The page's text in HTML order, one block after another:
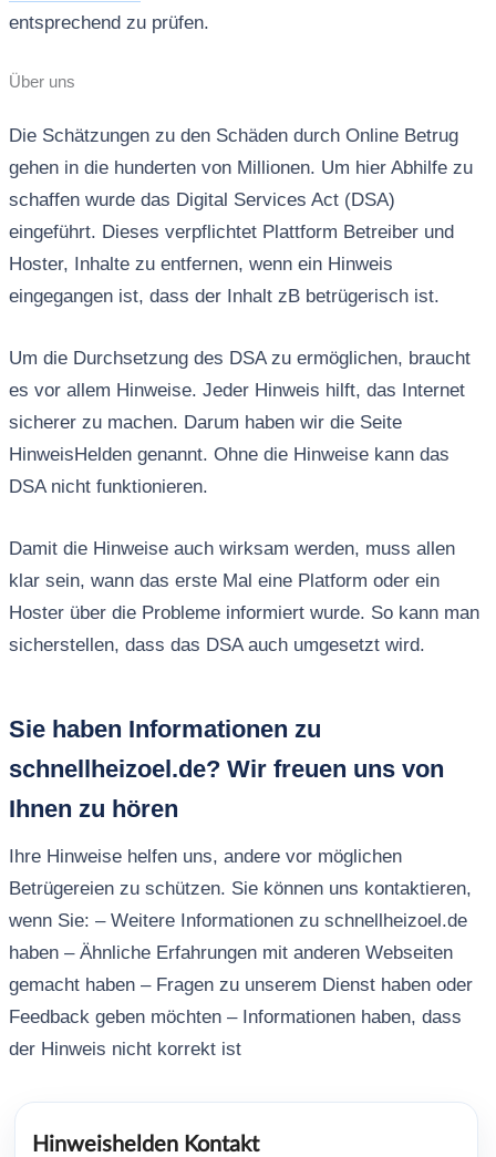
entsprechend zu prüfen.
Über uns
Die Schätzungen zu den Schäden durch Online Betrug
gehen in die hunderten von Millionen. Um hier Abhilfe zu
schaffen wurde das Digital Services Act (DSA)
eingeführt. Dieses verpflichtet Plattform Betreiber und
Hoster, Inhalte zu entfernen, wenn ein Hinweis
eingegangen ist, dass der Inhalt zB betrügerisch ist.
Um die Durchsetzung des DSA zu ermöglichen, braucht
es vor allem Hinweise. Jeder Hinweis hilft, das Internet
sicherer zu machen. Darum haben wir die Seite
HinweisHelden genannt. Ohne die Hinweise kann das
DSA nicht funktionieren.
Damit die Hinweise auch wirksam werden, muss allen
klar sein, wann das erste Mal eine Platform oder ein
Hoster über die Probleme informiert wurde. So kann man
sicherstellen, dass das DSA auch umgesetzt wird.
Sie haben Informationen zu
schnellheizoel.de? Wir freuen uns von
Ihnen zu hören
Ihre Hinweise helfen uns, andere vor möglichen
Betrügereien zu schützen. Sie können uns kontaktieren,
wenn Sie: – Weitere Informationen zu schnellheizoel.de
haben – Ähnliche Erfahrungen mit anderen Webseiten
gemacht haben – Fragen zu unserem Dienst haben oder
Feedback geben möchten – Informationen haben, dass
der Hinweis nicht korrekt ist
Hinweishelden Kontakt